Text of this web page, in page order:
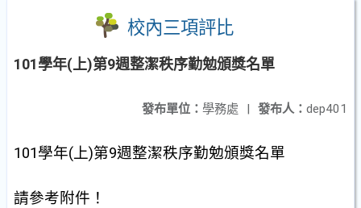
校內三項評比
101學年(上)第9週整潔秩序勤勉頒獎名單
發布人： dep401
發布單位： 學務處 |
101學年(上)第9週整潔秩序勤勉頒獎名單
請參考附件！